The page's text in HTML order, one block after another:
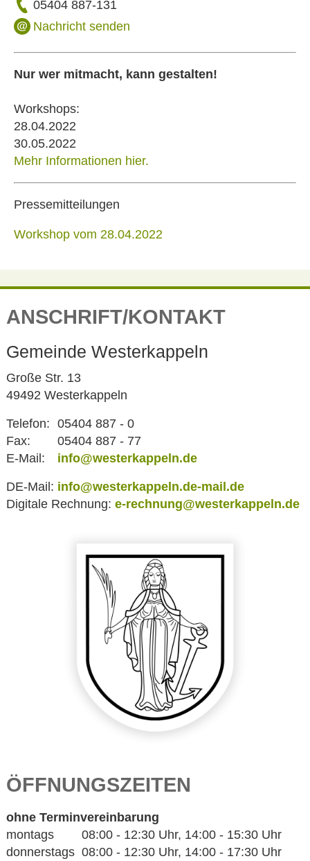
05404 887-131
Nachricht senden
Nur wer mitmacht, kann gestalten!
Workshops:
28.04.2022
30.05.2022
Mehr Informationen hier.
Pressemitteilungen
Workshop vom 28.04.2022
ANSCHRIFT/KONTAKT
Gemeinde Westerkappeln
Große Str. 13
49492 Westerkappeln
Telefon: 05404 887 - 0
Fax:
05404 887 - 77
E-Mail:
info@westerkappeln.de
DE-Mail: info@westerkappeln.de-mail.de
Digitale Rechnung: e-rechnung@westerkappeln.de
ÖFFNUNGSZEITEN
ohne Terminvereinbarung
montags 08:00 - 12:30 Uhr, 14:00 - 15:30 Uhr
donnerstags 08:00 - 12:30 Uhr, 14:00 - 17:30 Uhr